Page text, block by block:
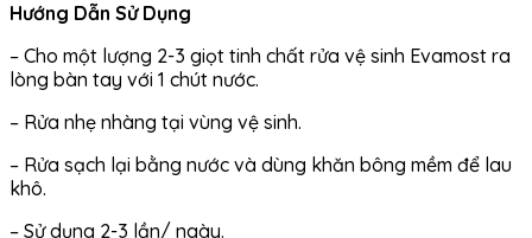
Hướng Dẫn Sử Dụng
– Cho một lượng 2-3 giọt tinh chất rửa vệ sinh Evamost ra
lòng bàn tay với 1 chút nước.
– Rửa nhẹ nhàng tại vùng vệ sinh.
– Rửa sạch lại bằng nước và dùng khăn bông mềm để lau
khô.
– Sử dụng 2-3 lần/ ngày.